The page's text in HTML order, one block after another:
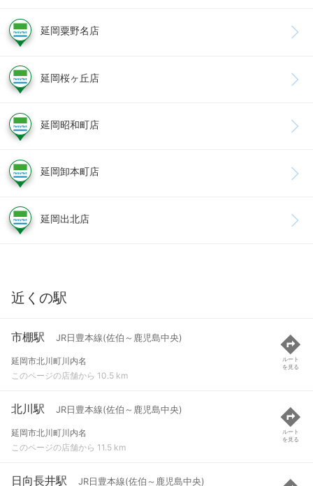
延岡粟野名店
延岡桜ヶ丘店
延岡昭和町店
延岡卸本町店
延岡出北店
近くの駅
市棚駅 JR日豊本線(佐伯～鹿児島中央)
延岡市北川町川内名
このページの店舗から 10.5 km
ルート
を見る
北川駅 JR日豊本線(佐伯～鹿児島中央)
延岡市北川町川内名
このページの店舗から 11.5 km
ルート
を見る
日向長井駅 JR日豊本線(佐伯～鹿児島中央)